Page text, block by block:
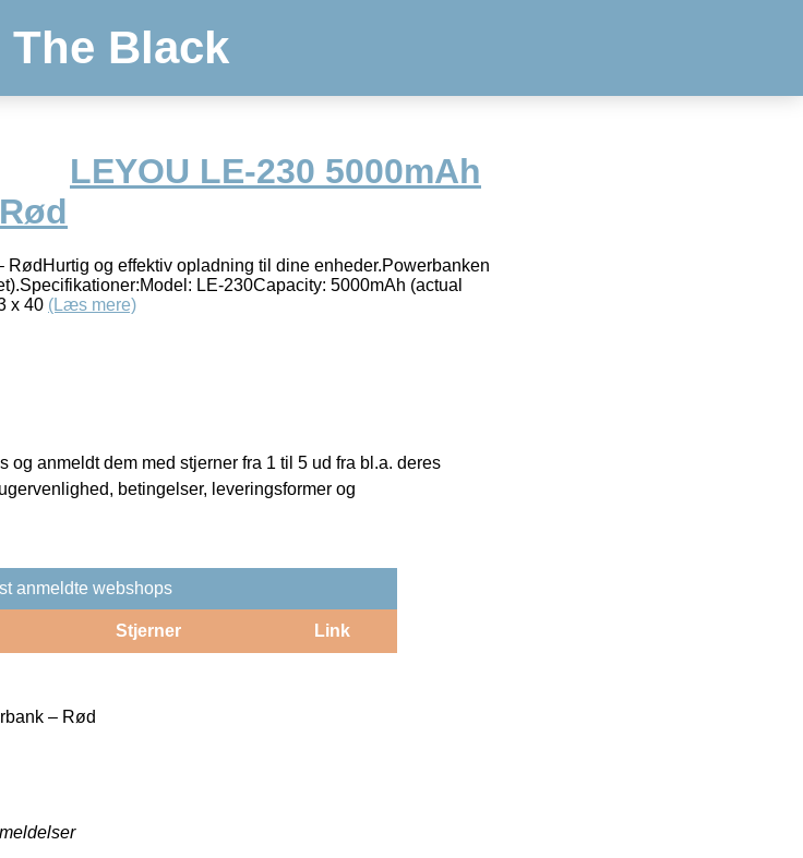
The Black
LEYOU LE-230 5000mAh
og effektiv opladning til dine enheder.Powerbanken
LE-230Capacity: 5000mAh (actual
x 40 (Læs mere)
anmeldt dem med stjerner fra 1 til 5 ud fra bl.a. deres
betingelser, leveringsformer og
anmeldte webshops
Stjerner Link
– Rød